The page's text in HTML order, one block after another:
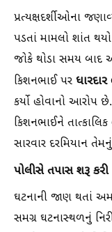
પ્રત્યક્ષદર્શીઓના
પડતાં મામલો શાંત
જોકે થોડા સમય બાદ
કિશનભાઈ પર
કર્યો હોવાનો આરોપ
કિશનભાઈને
સારવાર દરમિયાન
પોલીસે તપાસ શરૂ કરી
ઘટનાની જાણ થતાં
સમગ્ર ઘટનાસ્થળનું